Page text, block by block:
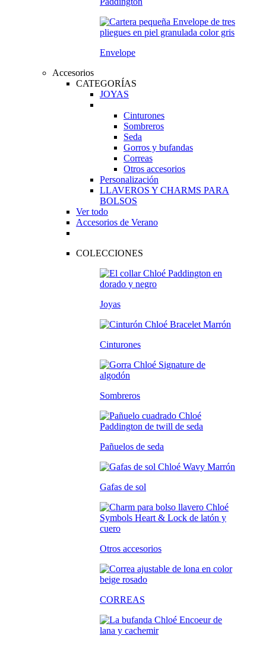
Envelope
Accesorios
CATEGORÍAS
JOYAS
Cinturones
Sombreros
Seda
Gorros y bufandas
Correas
Otros accesorios
Personalización
LLAVEROS Y CHARMS PARA
BOLSOS
Ver todo
Accesorios de Verano
COLECCIONES
Joyas
Cinturones
Sombreros
Pañuelos de seda
Gafas de sol
Otros accesorios
CORREAS